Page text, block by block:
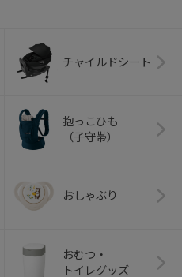
チャイルドシート
抱っこひも
（子守帯）
おしゃぶり
おむつ・
トイレグッズ